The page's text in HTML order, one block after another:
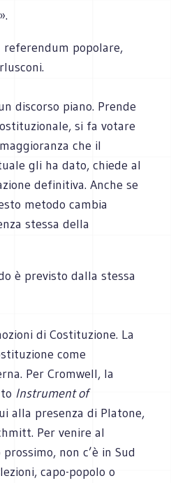
referendum popolare,
discorso piano. Prende
si fa votare
che il
gli ha dato, chiede al
definitiva. Anche se
metodo cambia
stessa della
è previsto dalla stessa
di Costituzione. La
come
Per Cromwell, la
Instrument of
alla presenza di Platone,
Per venire al
non c’è in Sud
capo-popolo o